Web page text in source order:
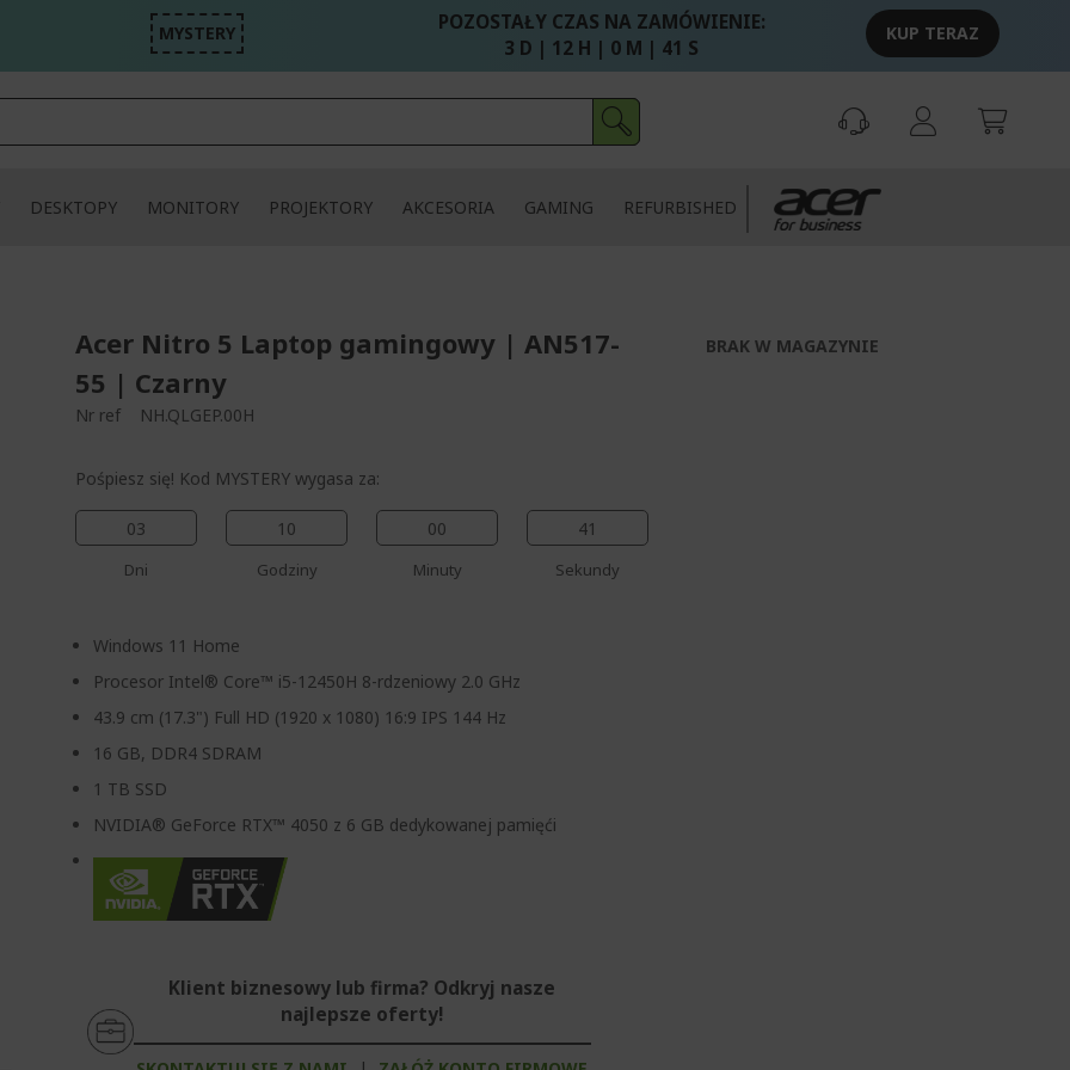
MYSTERY
POZOSTAŁY CZAS NA ZAMÓWIENIE:
3 D | 12 H | 0 M | 40 S
KUP TERAZ
DESKTOPY MONITORY PROJEKTORY AKCESORIA GAMING REFURBISHED
Acer Nitro 5 Laptop gamingowy | AN517-
55 | Czarny
Nr ref NH.QLGEP.00H
Pośpiesz się! Kod MYSTERY wygasa za:
03
Dni
10
Godziny
00
Minuty
40
Sekundy
Windows 11 Home
Procesor Intel® Core™ i5-12450H 8-rdzeniowy 2.0 GHz
43.9 cm (17.3") Full HD (1920 x 1080) 16:9 IPS 144 Hz
16 GB, DDR4 SDRAM
1 TB SSD
NVIDIA® GeForce RTX™ 4050 z 6 GB dedykowanej pamięći
Klient biznesowy lub firma? Odkryj nasze
najlepsze oferty!
BRAK W MAGAZYNIE